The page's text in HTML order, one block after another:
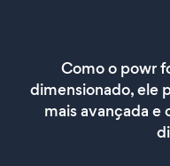
Como o powr
dimensionado, ele
mais avançada e